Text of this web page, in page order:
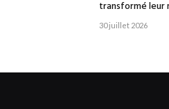
transformé leur
30 juillet 2026